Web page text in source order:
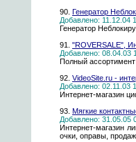
90. Генератор
Добавлено: 11.12.04
Генератор
91. "ROVERSALE",
Добавлено: 08.04.03
Полный ассортимент
92. VideoSite.ru -
Добавлено: 02.11.03
Интернет-магазин
93. Мягкие
Добавлено: 31.05.05
Интернет-магазин
очки, оправы,